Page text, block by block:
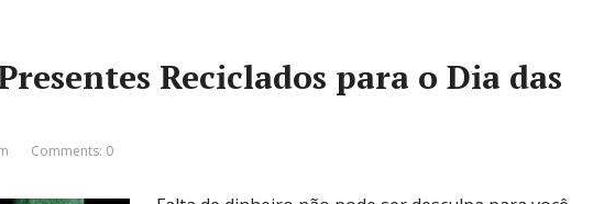
Reciclados para o Dia das
Comments: 0